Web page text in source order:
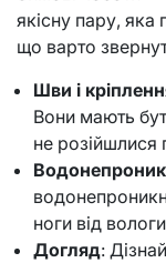
якісну пару,
що варто
Шви і
Вони мають
не розійшлися
ноги від вологи
Догляд: